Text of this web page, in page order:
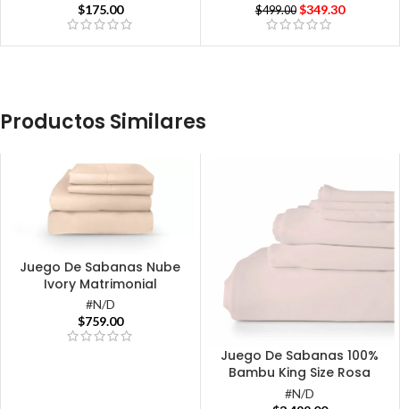
$175.00 $499.00 $349.30
Productos Similares
Juego De Sabanas Nube
Ivory Matrimonial
#N/D
$759.00
Juego De Sabanas 100%
Bambu King Size Rosa
#N/D